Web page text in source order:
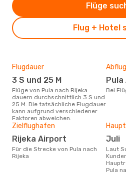
Flug + Hotel
Flüge
Flugdauer
3 S und 25 M
Flüge von Pula nach Rijeka
dauern durchschnittlich 3 S und
25 M. Die tatsächliche Flugdauer
kann aufgrund verschiedener
Faktoren abweichen.
Bei
Zielflughafen
Rijeka Airport
Für die Strecke von Pula nach
Rijeka
Juli
Laut Suchanfragen unserer
Pula